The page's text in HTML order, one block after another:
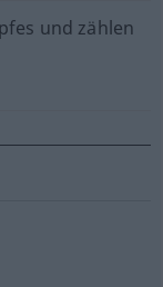
und zählen